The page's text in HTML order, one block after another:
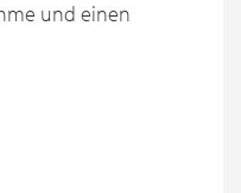
und einen